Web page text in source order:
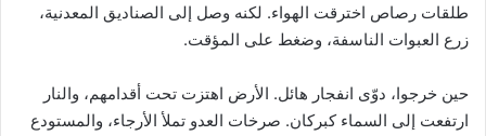
طلقات رصاص اخترقت الهواء. لكنه وصل إلى الصناديق المعدنية،
زرع العبوات الناسفة، وضغط على المؤقت.
حين خرجوا، دوّى انفجار هائل. الأرض اهتزت تحت أقدامهم، والنار
ارتفعت إلى السماء كبركان. صرخات العدو تملأ الأرجاء، والمستودع